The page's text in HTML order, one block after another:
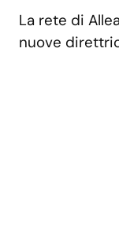
La rete di
nuove